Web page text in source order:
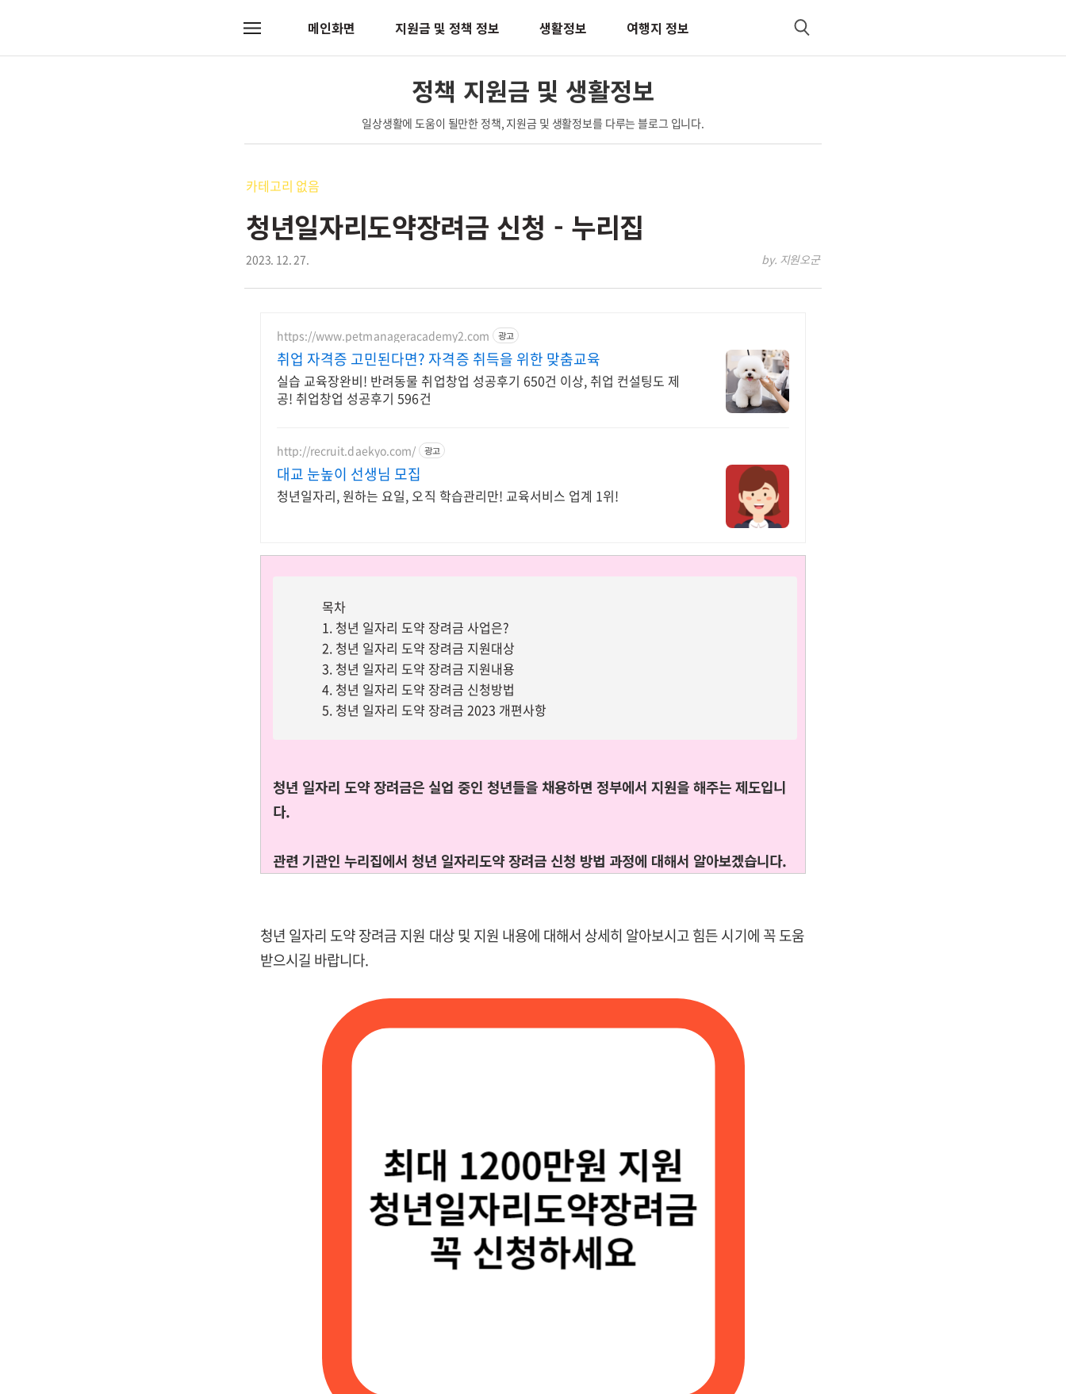
메인화면 지원금 및 정책 정보 생활정보 여행지 정보
메
검
정책 지원금 및 생활정보
일상생활에 도움이 될만한 정책, 지원금 및 생활정보를 다루는 블로그 입니다.
카테고리 없음
청년일자리도약장려금 신청 - 누리집
2023. 12. 27. by. 지원오군
https://www.petmanageracademy2.com 광고
취업 자격증 고민된다면? 자격증 취득을 위한 맞춤교육
실습 교육장완비! 반려동물 취업창업 성공후기 650건 이상, 취업 컨설팅도 제
공! 취업창업 성공후기 596건
http://recruit.daekyo.com/ 광고
대교 눈높이 선생님 모집
청년일자리, 원하는 요일, 오직 학습관리만! 교육서비스 업계 1위!
목차
1. 청년 일자리 도약 장려금 사업은?
2. 청년 일자리 도약 장려금 지원대상
3. 청년 일자리 도약 장려금 지원내용
4. 청년 일자리 도약 장려금 신청방법
5. 청년 일자리 도약 장려금 2023 개편사항
청년 일자리 도약 장려금은 실업 중인 청년들을 채용하면 정부에서 지원을 해주는 제도입니
다.
관련 기관인 누리집에서 청년 일자리도약 장려금 신청 방법 과정에 대해서 알아보겠습니다.
청년 일자리 도약 장려금 지원 대상 및 지원 내용에 대해서 상세히 알아보시고 힘든 시기에 꼭 도움
받으시길 바랍니다.